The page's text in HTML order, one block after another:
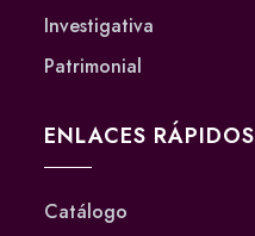
Investigativa
Patrimonial
ENLACES RÁPIDOS
Catálogo